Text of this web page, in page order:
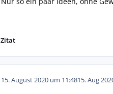
Zitat
15. August 2020 um 11:4815. Aug